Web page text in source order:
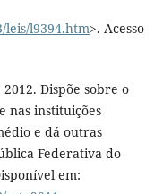
leis/l9394.htm>. Acesso
2012. Dispõe sobre o
nas instituições
e dá outras
Federativa do
em: